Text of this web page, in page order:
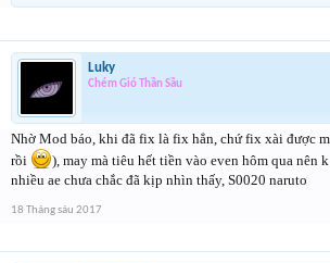
Luky
Chém Gió Thần Sầu
Nhờ Mod báo, khi đã fix là fix hẳn, chứ fix xài được
rồi
), may mà tiêu hết tiền vào even hôm qua nên
nhiều ae chưa chắc đã kịp nhìn thấy, S0020 naruto
18 Tháng sáu 2017